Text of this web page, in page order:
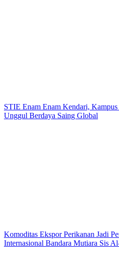
STIE Enam Enam Kendari,
Unggul Berdaya Saing Global
Komoditas Ekspor Perikanan Jadi
Internasional Bandara Mutiara Sis